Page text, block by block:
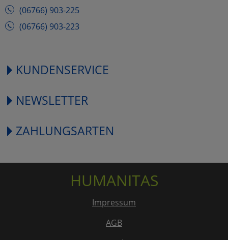
(06766) 903-225
(06766) 903-223
KUNDENSERVICE
NEWSLETTER
ZAHLUNGSARTEN
HUMANITAS
Impressum
AGB